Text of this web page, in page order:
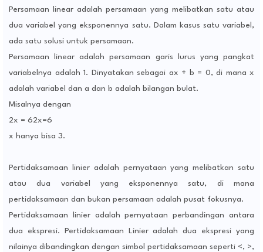
Persamaan linear adalah persamaan yang melibatkan satu atau
dua variabel yang eksponennya satu. Dalam kasus satu variabel,
ada satu solusi untuk persamaan.
Persamaan linear adalah persamaan garis lurus yang pangkat
variabelnya adalah 1. Dinyatakan sebagai ax + b = 0, di mana x
adalah variabel dan a dan b adalah bilangan bulat.
Misalnya dengan
2x = 62x=6
x hanya bisa 3.
Pertidaksamaan linier adalah pernyataan yang melibatkan satu
atau dua variabel yang eksponennya satu, di mana
pertidaksamaan dan bukan persamaan adalah pusat fokusnya.
Pertidaksamaan linier adalah pernyataan perbandingan antara
dua ekspresi. Pertidaksamaan Linier adalah dua ekspresi yang
nilainya dibandingkan dengan simbol pertidaksamaan seperti <, >,